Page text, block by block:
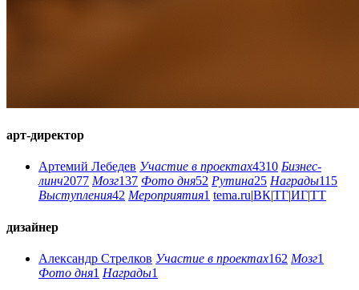
арт-директор
Артемий Лебедев Участие в проектах4310 Бизнес-
линч2077 Мозг137 Фото дня52 Рутина25 Награды115
Выступления42 Мероприятия1 tema.ru|ВК|ТГ|ИГ|ТТ
дизайнер
Александр Стрелков Участие в проектах162 Мозг1
Фото дня1 Награды1